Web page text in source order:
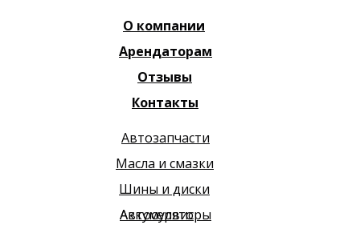
Контакты
Отзывы
Арендаторам
Автосервис
Аккумуляторы
Шины и диски
Масла и смазки
Автозапчасти
О компании